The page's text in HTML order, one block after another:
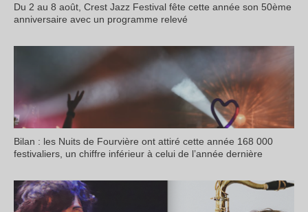
Du 2 au 8 août, Crest Jazz Festival fête cette année son 50ème
anniversaire avec un programme relevé
Bilan : les Nuits de Fourvière ont attiré cette année 168 000
festivaliers, un chiffre inférieur à celui de l’année dernière